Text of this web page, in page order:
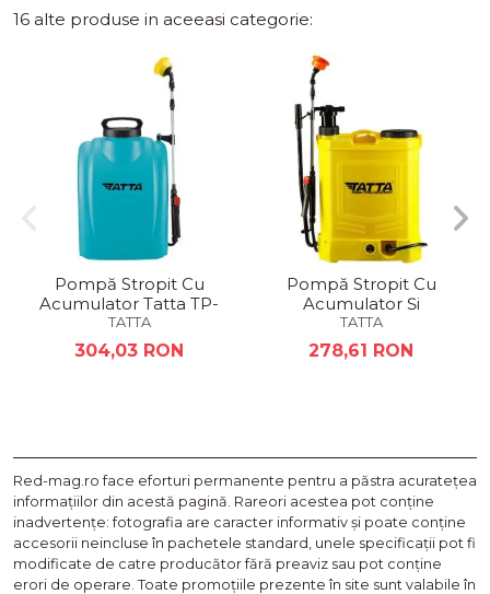
16 alte produse in aceeasi categorie:
Pompă Stropit Cu
Acumulator Tatta TP-
1830A
TATTA
304,03 RON
Pompă Stropit Cu
Acumulator Și
Acționare Manuală 2
In 1 Tatta TP-1833AM
TATTA
278,61 RON
Red-mag.ro face eforturi permanente pentru a păstra acurateţea
informaţiilor din acestă pagină. Rareori acestea pot conţine
inadvertenţe: fotografia are caracter informativ şi poate conţine
accesorii neincluse în pachetele standard, unele specificaţii pot fi
modificate de catre producător fără preaviz sau pot conţine
erori de operare. Toate promoţiile prezente în site sunt valabile în